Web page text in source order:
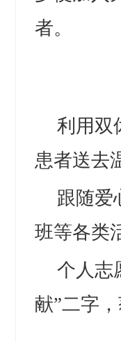
者。
利用双
患者送去
跟随爱
班等各类
个人志
献”二字